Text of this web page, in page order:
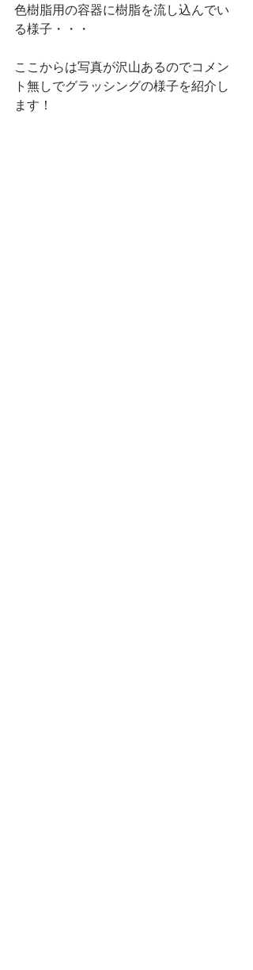
色樹脂用の容器に樹脂を流し込んでい
る様子・・・
ここからは写真が沢山あるのでコメン
ト無しでグラッシングの様子を紹介し
ます！